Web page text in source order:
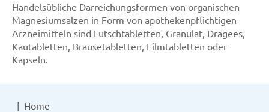
Handelsübliche Darreichungsformen von organischen
Magnesiumsalzen in Form von apothekenpflichtigen
Arzneimitteln sind Lutschtabletten, Granulat, Dragees,
Kautabletten, Brausetabletten, Filmtabletten oder
Kapseln.
Home